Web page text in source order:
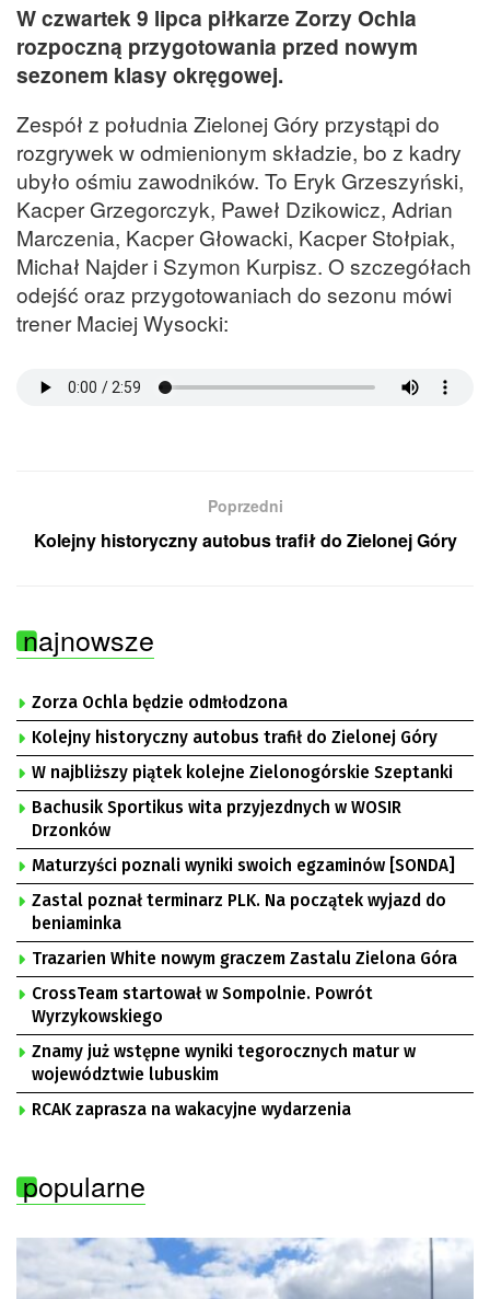
W czwartek 9 lipca piłkarze Zorzy Ochla
rozpoczną przygotowania przed nowym
sezonem klasy okręgowej.
Zespół z południa Zielonej Góry przystąpi do
rozgrywek w odmienionym składzie, bo z kadry
ubyło ośmiu zawodników. To Eryk Grzeszyński,
Kacper Grzegorczyk, Paweł Dzikowicz, Adrian
Marczenia, Kacper Głowacki, Kacper Stołpiak,
Michał Najder i Szymon Kurpisz. O szczegółach
odejść oraz przygotowaniach do sezonu mówi
trener Maciej Wysocki:
Poprzedni
Kolejny historyczny autobus trafił do Zielonej Góry
najnowsze
Zorza Ochla będzie odmłodzona
Kolejny historyczny autobus trafił do Zielonej Góry
W najbliższy piątek kolejne Zielonogórskie Szeptanki
Bachusik Sportikus wita przyjezdnych w WOSIR
Drzonków
Maturzyści poznali wyniki swoich egzaminów [SONDA]
Zastal poznał terminarz PLK. Na początek wyjazd do
beniaminka
Trazarien White nowym graczem Zastalu Zielona Góra
CrossTeam startował w Sompolnie. Powrót
Wyrzykowskiego
Znamy już wstępne wyniki tegorocznych matur w
województwie lubuskim
RCAK zaprasza na wakacyjne wydarzenia
popularne